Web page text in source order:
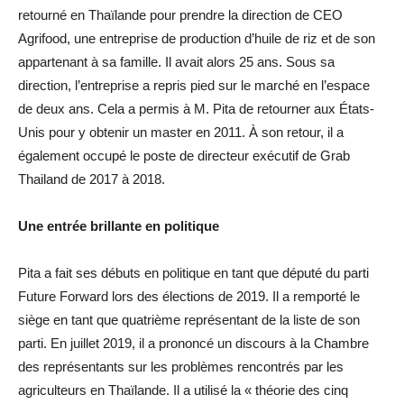
retourné en Thaïlande pour prendre la direction de CEO
Agrifood, une entreprise de production d’huile de riz et de son
appartenant à sa famille. Il avait alors 25 ans. Sous sa
direction, l’entreprise a repris pied sur le marché en l’espace
de deux ans. Cela a permis à M. Pita de retourner aux États-
Unis pour y obtenir un master en 2011. À son retour, il a
également occupé le poste de directeur exécutif de Grab
Thailand de 2017 à 2018.
Une entrée brillante en politique
Pita a fait ses débuts en politique en tant que député du parti
Future Forward lors des élections de 2019. Il a remporté le
siège en tant que quatrième représentant de la liste de son
parti. En juillet 2019, il a prononcé un discours à la Chambre
des représentants sur les problèmes rencontrés par les
agriculteurs en Thaïlande. Il a utilisé la « théorie des cinq